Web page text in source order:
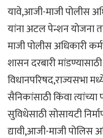
यावे,आजी-माजी पोलीस
यांना अटल पेन्शन योजना
माजी पोलीस अधिकारी
शासन दरबारी
विधानपरिषद,राज्यसभा
सैनिकांसाठी किंवा त्यांच्या
सुविधेसाठी सोसायटी
द्यावी,आजी-माजी पोलिस